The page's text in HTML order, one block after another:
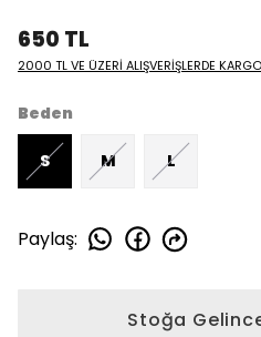
650 TL
2000 TL VE ÜZERİ ALIŞVERİŞLERDE
Beden
S M L
Paylaş:
Stoğa